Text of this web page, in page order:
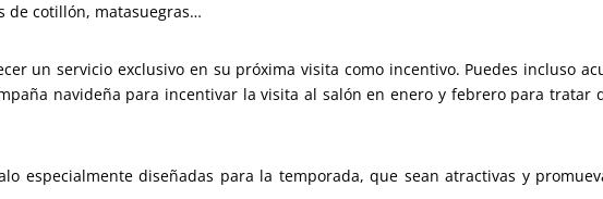
de cotillón, matasuegras…
un servicio exclusivo en su próxima visita como incentivo. Puedes incluso
navideña para incentivar la visita al salón en enero y febrero para tratar
especialmente diseñadas para la temporada, que sean atractivas y